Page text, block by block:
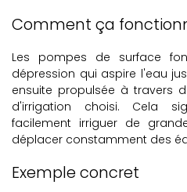
Comment ça
Les pompes de surface
dépression qui aspire l'eau
ensuite propulsée à travers
d'irrigation choisi. Cela
facilement irriguer de
déplacer constamment des
Exemple concret